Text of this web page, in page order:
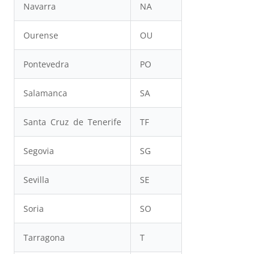
Navarra
NA
Ourense OU
Pontevedra PO
Salamanca SA
Santa Cruz de Tenerife TF
Segovia SG
Sevilla SE
Soria SO
Tarragona T